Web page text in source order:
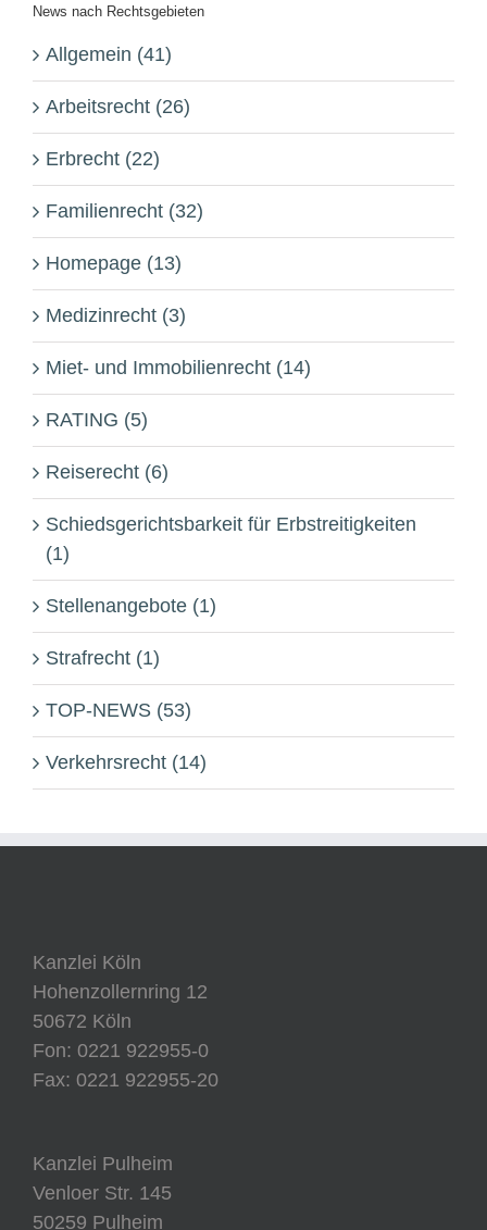
News nach Rechtsgebieten
Allgemein (41)
Arbeitsrecht (26)
Erbrecht (22)
Familienrecht (32)
Homepage (13)
Medizinrecht (3)
Miet- und Immobilienrecht (14)
RATING (5)
Reiserecht (6)
Schiedsgerichtsbarkeit für Erbstreitigkeiten
(1)
Stellenangebote (1)
Strafrecht (1)
TOP-NEWS (53)
Verkehrsrecht (14)
Kanzlei Köln
Hohenzollernring 12
50672 Köln
Fon: 0221 922955-0
Fax: 0221 922955-20
Kanzlei Pulheim
Venloer Str. 145
50259 Pulheim